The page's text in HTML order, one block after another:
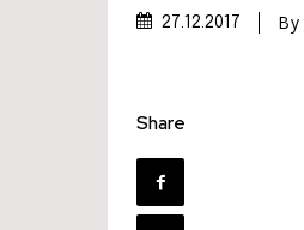
27.12.2017 By
Share